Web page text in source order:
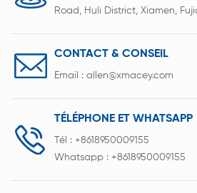
Road, Huli District, Xiamen,
CONTACT & CONSEIL
Email : allen@xmacey.com
TÉLÉPHONE ET WHATSAPP
Tél : +8618950009155
Whatsapp : +8618950009155